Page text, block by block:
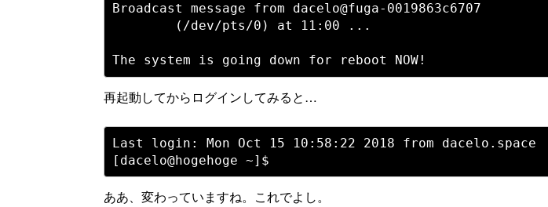
Broadcast message from dacelo@fuga-0019863c6707
        (/dev/pts/0) at 11:00 ...
再起動してからログインしてみると…
Last login: Mon Oct 15 10:58:22 2018 from dacelo.space
ああ、変わっていますね。これでよし。